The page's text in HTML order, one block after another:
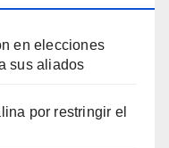
en elecciones
sus aliados
por restringir el